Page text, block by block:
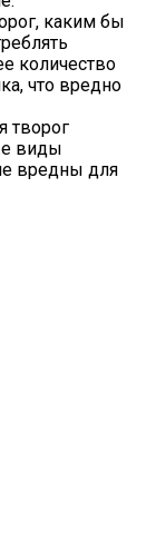
каким бы
количество
что вредно
творог
виды
вредны для